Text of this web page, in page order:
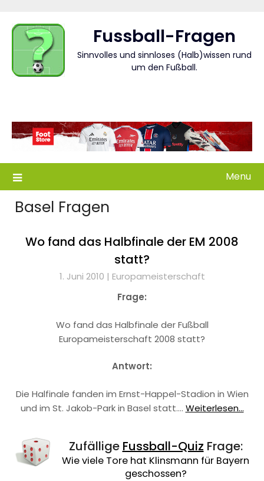
content
Fussball-Fragen
Sinnvolles und sinnloses (Halb)wissen rund
um den Fußball.
Menu
Basel Fragen
Wo fand das Halbfinale der EM 2008
statt?
1. Juni 2010 | Europameisterschaft
Frage:
Wo fand das Halbfinale der Fußball
Europameisterschaft 2008 statt?
Antwort:
Die Halfinale fanden im Ernst-Happel-Stadion in Wien
und im St. Jakob-Park in Basel statt.… Weiterlesen...
Zufällige Fussball-Quiz Frage:
Wie viele Tore hat Klinsmann für Bayern
geschossen?